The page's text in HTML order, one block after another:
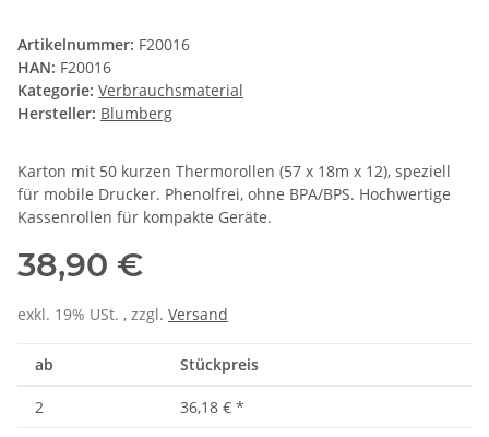
Artikelnummer: F20016
HAN: F20016
Kategorie: Verbrauchsmaterial
Hersteller: Blumberg
Karton mit 50 kurzen Thermorollen (57 x 18m x 12), speziell
für mobile Drucker. Phenolfrei, ohne BPA/BPS. Hochwertige
Kassenrollen für kompakte Geräte.
38,90 €
exkl. 19% USt. , zzgl. Versand
ab Stückpreis
2 36,18 € *